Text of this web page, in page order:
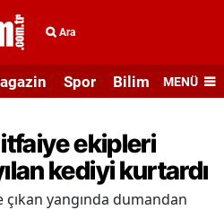
Ara
Spor Bilim veMENÜ
ekipleri
kediyi kurtardı
yangında dumandan